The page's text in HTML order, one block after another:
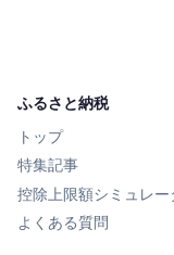
ふるさと納税
トップ
特集記事
控除上限額シミュレー
よくある質問